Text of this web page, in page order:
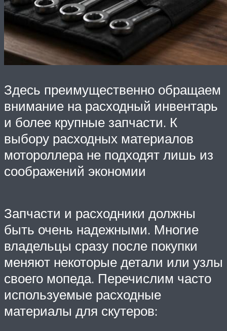
Здесь преимущественно обращаем
внимание на расходный инвентарь
и более крупные запчасти. К
выбору расходных материалов
мотороллера не подходят лишь из
соображений экономии
Запчасти и расходники должны
быть очень надежными. Многие
владельцы сразу после покупки
меняют некоторые детали или узлы
своего мопеда. Перечислим часто
используемые расходные
материалы для скутеров: